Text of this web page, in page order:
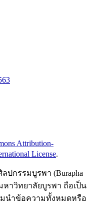
Attribution-
License.
กรรมบูรพา (Burapha
หาวิทยาลัยบูรพา ถือเป็น
นำข้อความทั้งหมดหรือ